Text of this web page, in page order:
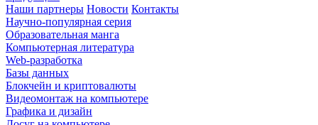
Наши партнеры Новости Контакты
Научно-популярная серия
Образовательная манга
Компьютерная литература
Web-разработка
Базы данных
Блокчейн и криптовалюты
Видеомонтаж на компьютере
Графика и дизайн